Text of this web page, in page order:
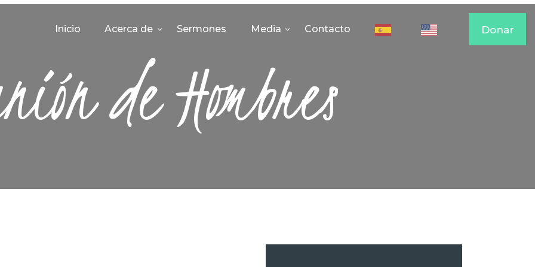
Inicio Acerca de Sermones Media Contacto Donar
de Hombres
SERMONES
MEDIA
CONTACTO